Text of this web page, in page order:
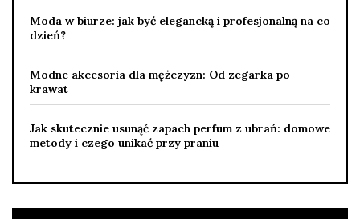
Moda w biurze: jak być elegancką i profesjonalną na co
dzień?
Modne akcesoria dla mężczyzn: Od zegarka po
krawat
Jak skutecznie usunąć zapach perfum z ubrań: domowe
metody i czego unikać przy praniu